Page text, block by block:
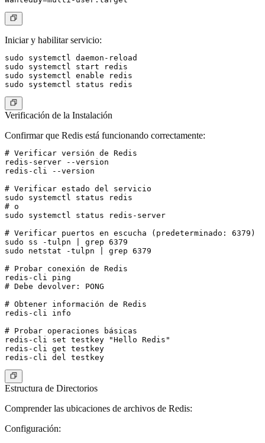
Iniciar y habilitar servicio:
sudo systemctl daemon-reload
sudo systemctl start redis
sudo systemctl enable redis
Verificación de la Instalación
Confirmar que Redis está funcionando correctamente:
# Verificar versión de Redis
redis-server --version
redis-cli --version
# Verificar estado del servicio
sudo systemctl status redis
# o
sudo systemctl status redis-server
# Verificar puertos en escucha (predeterminado: 6379)
sudo ss -tulpn | grep 6379
sudo netstat -tulpn | grep 6379
# Probar conexión de Redis
redis-cli ping
# Debe devolver: PONG
# Obtener información de Redis
redis-cli info
# Probar operaciones básicas
redis-cli set testkey "Hello Redis"
redis-cli get testkey
Estructura de Directorios
Comprender las ubicaciones de archivos de Redis:
Configuración: